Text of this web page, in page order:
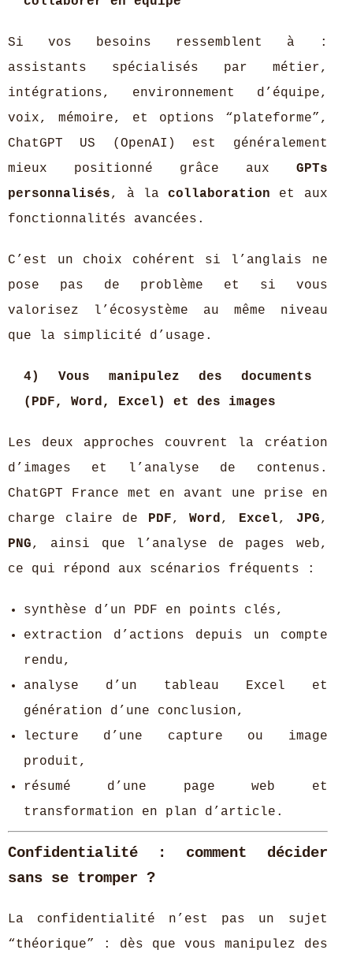
Si vos besoins ressemblent à :
assistants spécialisés par métier,
intégrations, environnement d’équipe,
voix, mémoire, et options “plateforme”,
ChatGPT US (OpenAI) est généralement
mieux positionné grâce aux GPTs
personnalisés, à lacollaboration et aux
fonctionnalités avancées.
C’est un choix cohérent si l’anglais ne
pose pas de problème et si vous
valorisez l’écosystème au même niveau
que la simplicité d’usage.
4) Vous manipulez des documents
(PDF, Word, Excel) et des images
Les deux approches couvrent la création
d’images et l’analyse de contenus.
ChatGPT France met en avant une prise en
charge claire de PDF,Word, Excel, JPG,
PNG, ainsi que l’analyse de pages web,
ce qui répond aux scénarios fréquents :
synthèse d’un PDF en points clés,
extraction d’actions depuis un compte
rendu,
analyse d’un tableau Excel et
génération d’une conclusion,
lecture d’une capture ou image
produit,
résumé d’une page web et
transformation en plan d’article.
Confidentialité : comment décider
sans se tromper ?
La confidentialité n’est pas un sujet
“théorique” : dès que vous manipulez des